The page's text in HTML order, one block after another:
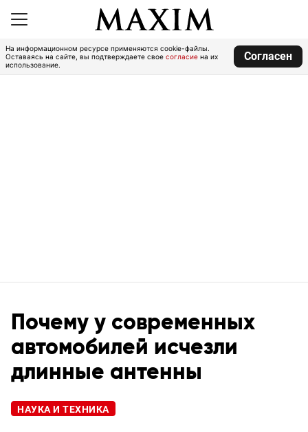
На информационном ресурсе применяются cookie-файлы.
Оставаясь на сайте, вы подтверждаете свое согласие на их
использование.
Согласен
Почему у современных
автомобилей исчезли
длинные антенны
НАУКА И ТЕХНИКА